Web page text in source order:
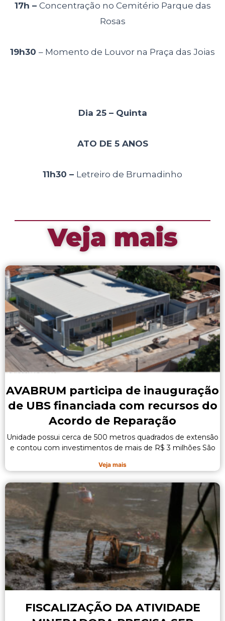
17h – Concentração no Cemitério Parque das
Rosas
19h30 – Momento de Louvor na Praça das Joias
Dia 25 – Quinta
ATO DE 5 ANOS
11h30 – Letreiro de Brumadinho
Veja mais
AVABRUM participa de inauguração
de UBS financiada com recursos do
Acordo de Reparação
Unidade possui cerca de 500 metros quadrados de extensão
e contou com investimentos de mais de R$ 3 milhões São
Veja mais
FISCALIZAÇÃO DA ATIVIDADE